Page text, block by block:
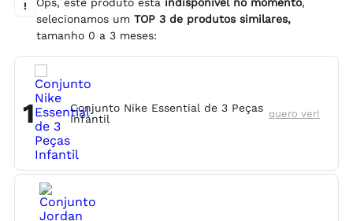
!
selecionamos um TOP 3de produtos similares,
tamanho 0 a 3 meses:
1
Conjunto Nike Essential de 3 Peças
Infantil
quero ver!